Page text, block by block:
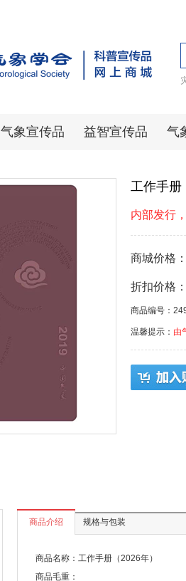
气象宣传品 益智宣传品 气
工作手册
内部发行
商城价格
折扣价格
商品编号：
温馨提示： 由
商品介绍 规格与包装
商品名称：工作手册（2026年）
商品毛重：